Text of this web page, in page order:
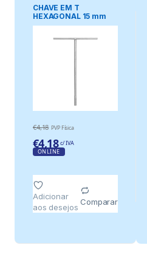
CHAVE EM T
HEXAGONAL 15 mm
€4,18 PVP Física
€4,18 c/ IVA
ONLINE
Adicionar
aos desejos
Comparar